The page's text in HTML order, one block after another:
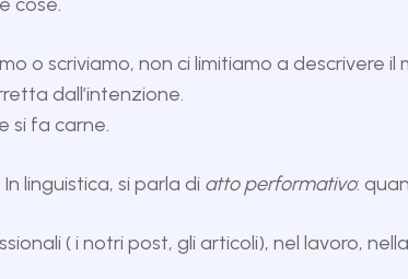
o scriviamo, non ci limitiamo a descrivere il
dall’intenzione.
si fa carne.
linguistica, si parla di atto performativo:
( i notri post, gli articoli), nel lavoro,